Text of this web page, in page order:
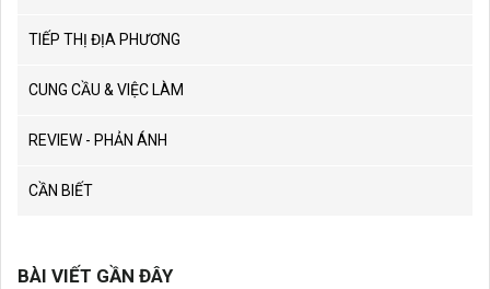
TIẾP THỊ ĐỊA PHƯƠNG
CUNG CẦU & VIỆC LÀM
REVIEW - PHẢN ÁNH
CẦN BIẾT
BÀI VIẾT GẦN ĐÂY